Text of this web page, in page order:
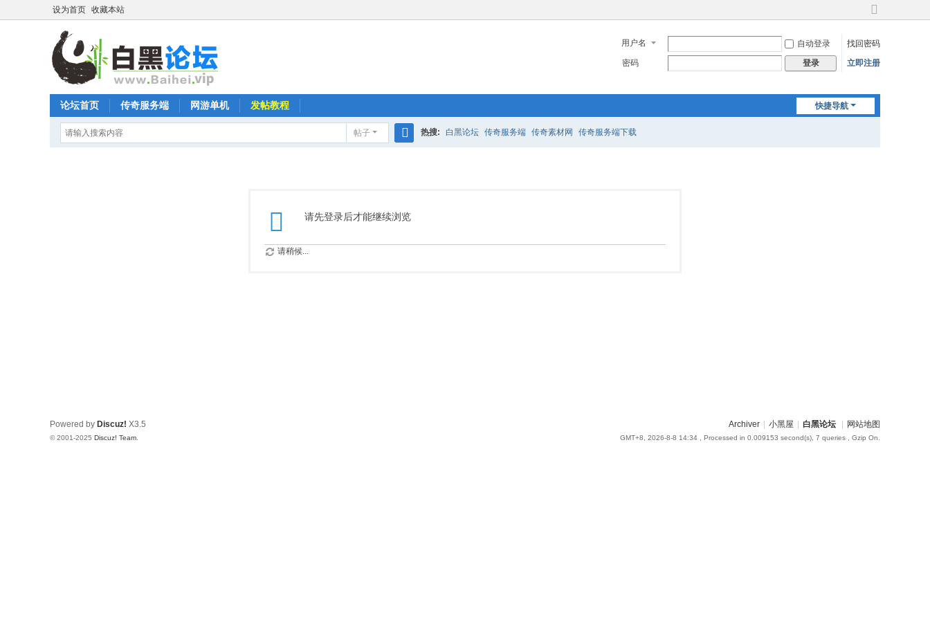
设为首页 收藏本站
切
到
宽
用户名 自动登录
找回密码
密码
登录 立即注册
快捷导航
论坛首页 传奇服务端 网游单机 发帖教程
帖子 热搜: 白黑论坛 传奇服务端 传奇素材网 传奇服务端下载
请先登录后才能继续浏览
请稍候...
Archiver 小黑屋 白黑论坛 网站地图
GMT+8, 2026-8-8 14:34 , Processed in 0.009153 second(s), 7 queries , Gzip On.
Powered by Discuz! X3.5
© 2001-2025 Discuz! Team